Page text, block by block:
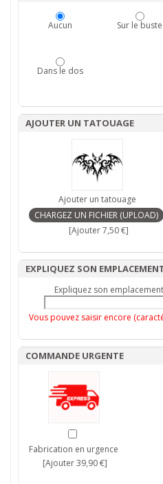
Aucun Sur le buste
Dans le dos
AJOUTER UN TATOUAGE
Ajouter un tatouage
[Ajouter 7,50 €]
EXPLIQUEZ SON
Expliquez son emplacement
Vous pouvez saisir encore
COMMANDE URGENTE
Fabrication en urgence
[Ajouter 39,90 €]